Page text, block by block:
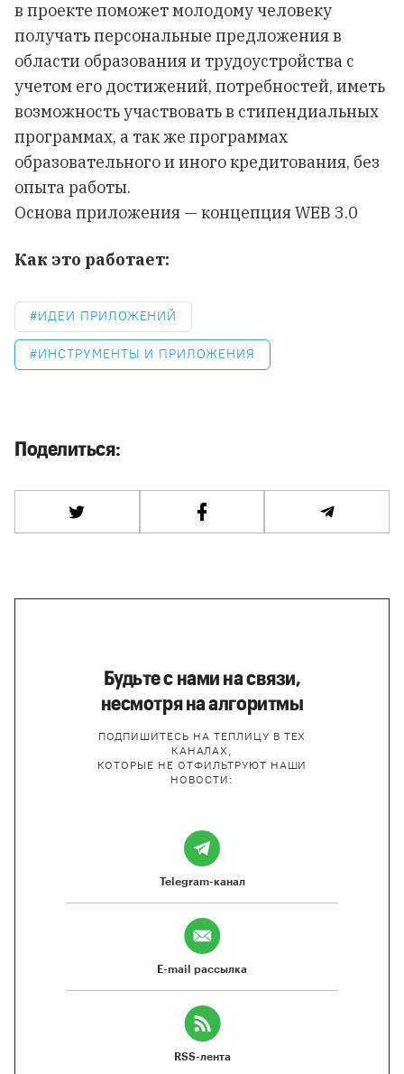
в проекте поможет молодому человеку
получать персональные предложения в
области образования и трудоустройства с
учетом его достижений, потребностей, иметь
возможность участвовать в стипендиальных
программах, а так же программах
образовательного и иного кредитования, без
опыта работы.
Основа приложения — концепция WEB 3.0
Как это работает:
ИДЕИ ПРИЛОЖЕНИЙ
ИНСТРУМЕНТЫ И ПРИЛОЖЕНИЯ
Поделиться:
Будьте с нами на связи,
несмотря на алгоритмы
ПОДПИШИТЕСЬ НА ТЕПЛИЦУ В ТЕХ
КАНАЛАХ,
КОТОРЫЕ НЕ ОТФИЛЬТРУЮТ НАШИ
НОВОСТИ:
Telegram-канал
E-mail рассылка
RSS-лента